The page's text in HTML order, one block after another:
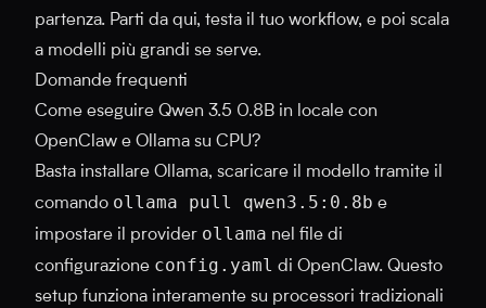
partenza. Parti da qui, testa il tuo workflow, e poi scala
a modelli più grandi se serve.
Domande frequenti
Come eseguire Qwen 3.5 0.8B in locale con
OpenClaw e Ollama su CPU?
Basta installare Ollama, scaricare il modello tramite il
comando ollama pull qwen3.5:0.8b e
impostare il provider ollama nel file di
configurazione config.yaml di OpenClaw. Questo
setup funziona interamente su processori tradizionali